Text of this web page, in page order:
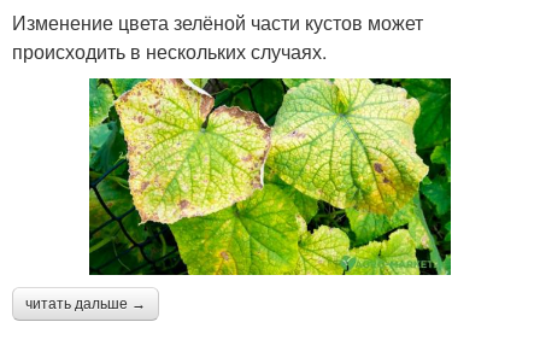
Изменение цвета зелёной части кустов может
происходить в нескольких случаях.
читать дальше →